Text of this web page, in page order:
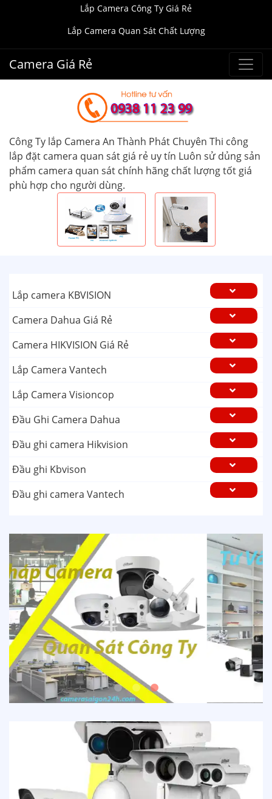
Lắp Camera Công Ty Giá Rẻ
Lắp Camera Quan Sát Chất Lượng
Camera Giá Rẻ
Công Ty lắp Camera An Thành Phát Chuyên Thi công
lắp đặt camera quan sát giá rẻ uy tín Luôn sử dủng sản
phẩm camera quan sát chính hãng chất lượng tốt giá
phù hợp cho người dùng.
Lắp camera KBVISION
Camera Dahua Giá Rẻ
Camera HIKVISION Giá Rẻ
Lắp Camera Vantech
Lắp Camera Visioncop
Đầu Ghi Camera Dahua
Đầu ghi camera Hikvision
Đầu ghi Kbvison
Đầu ghi camera Vantech